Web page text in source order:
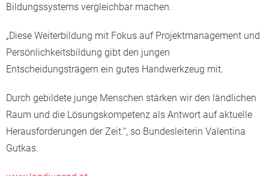
Bildungssystems vergleichbar machen.
„Diese Weiterbildung mit Fokus auf Projektmanagement und
Persönlichkeitsbildung gibt den jungen
Entscheidungsträgern ein gutes Handwerkzeug mit.
Durch gebildete junge Menschen stärken wir den ländlichen
Raum und die Lösungskompetenz als Antwort auf aktuelle
Herausforderungen der Zeit.“, so Bundesleiterin Valentina
Gutkas.